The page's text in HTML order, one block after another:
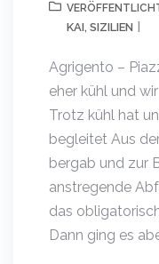
KAI, SIZILIEN
Agrigento –
eher kühl und
Trotz kühl hat
begleitet Aus
bergab und zur
anstregende
das
Dann ging es